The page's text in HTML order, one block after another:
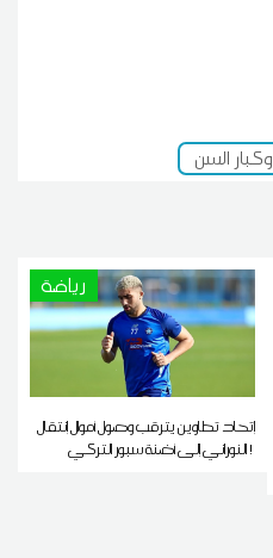
السن
رياضة
إتحاد تطاوين يترقب وصول أموال إنتقال
النوراني إلى أضنة سبور التركي !